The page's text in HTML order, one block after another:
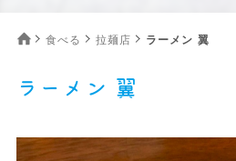
食べる 拉麺店 ラーメン 翼
ラーメン 翼